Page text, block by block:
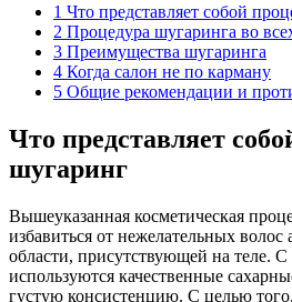
1 Что представляет собой
2 Процедура шугаринга во
3 Преимущества шугаринга
4 Когда салон не по карману
5 Общие рекомендации и
Что представляет
шугаринг
Вышеуказанная косметическая
избавиться от нежелательных
области, присутствующей на теле.
используются качественные
густую консистенцию. С целью